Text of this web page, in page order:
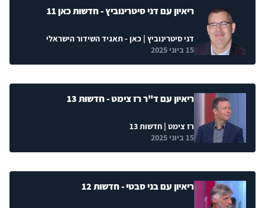
ריאיון עם דני סיטרינוביץ - חדשות כאן 11
דני סיטרינוביץ | כאן - תאגיד השידור הישראלי
15 ביוני 2025
ריאיון עם ד"ר רז צימט - חדשות 13
רז צימט | חדשות 13
15 ביוני 2025
ריאיון עם בני סבטי - חדשות 12